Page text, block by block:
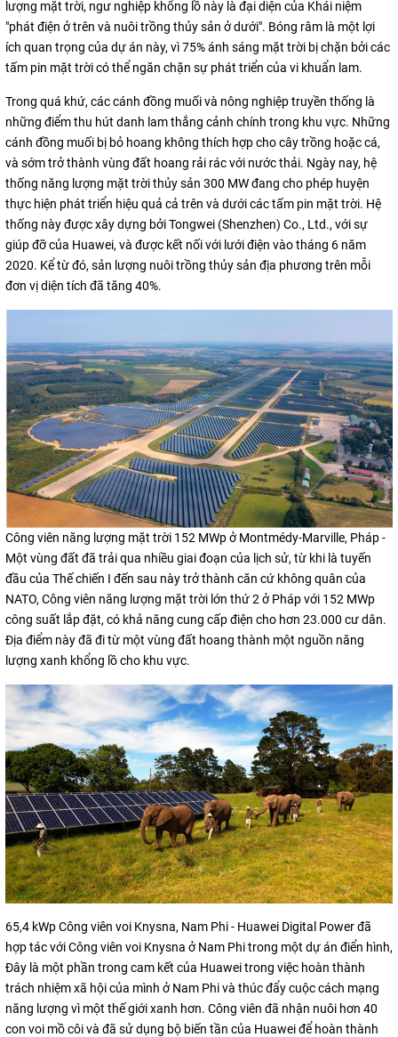
lượng mặt trời, ngư nghiệp khổng lồ này là đại diện của Khái niệm
"phát điện ở trên và nuôi trồng thủy sản ở dưới". Bóng râm là một lợi
ích quan trọng của dự án này, vì 75% ánh sáng mặt trời bị chặn bởi các
tấm pin mặt trời có thể ngăn chặn sự phát triển của vi khuẩn lam.
Trong quá khứ, các cánh đồng muối và nông nghiệp truyền thống là
những điểm thu hút danh lam thắng cảnh chính trong khu vực. Những
cánh đồng muối bị bỏ hoang không thích hợp cho cây trồng hoặc cá,
và sớm trở thành vùng đất hoang rải rác với nước thải. Ngày nay, hệ
thống năng lượng mặt trời thủy sản 300 MW đang cho phép huyện
thực hiện phát triển hiệu quả cả trên và dưới các tấm pin mặt trời. Hệ
thống này được xây dựng bởi Tongwei (Shenzhen) Co., Ltd., với sự
giúp đỡ của Huawei, và được kết nối với lưới điện vào tháng 6 năm
2020. Kể từ đó, sản lượng nuôi trồng thủy sản địa phương trên mỗi
đơn vị diện tích đã tăng 40%.
Công viên năng lượng mặt trời 152 MWp ở Montmédy-Marville, Pháp -
Một vùng đất đã trải qua nhiều giai đoạn của lịch sử, từ khi là tuyến
đầu của Thế chiến I đến sau này trở thành căn cứ không quân của
NATO, Công viên năng lượng mặt trời lớn thứ 2 ở Pháp với 152 MWp
công suất lắp đặt, có khả năng cung cấp điện cho hơn 23.000 cư dân.
Địa điểm này đã đi từ một vùng đất hoang thành một nguồn năng
lượng xanh khổng lồ cho khu vực.
65,4 kWp Công viên voi Knysna, Nam Phi - Huawei Digital Power đã
hợp tác với Công viên voi Knysna ở Nam Phi trong một dự án điển hình,
Đây là một phần trong cam kết của Huawei trong việc hoàn thành
trách nhiệm xã hội của mình ở Nam Phi và thúc đẩy cuộc cách mạng
năng lượng vì một thế giới xanh hơn. Công viên đã nhận nuôi hơn 40
con voi mồ côi và đã sử dụng bộ biến tần của Huawei để hoàn thành